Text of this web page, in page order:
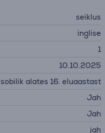
seiklus
inglise
1
10.10.2025
sobilik alates 16. eluaastast
Jah
Jah
jah